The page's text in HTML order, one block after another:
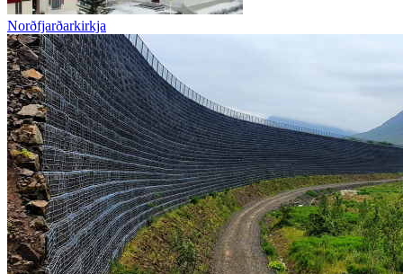
Norðfjarðarkirkja